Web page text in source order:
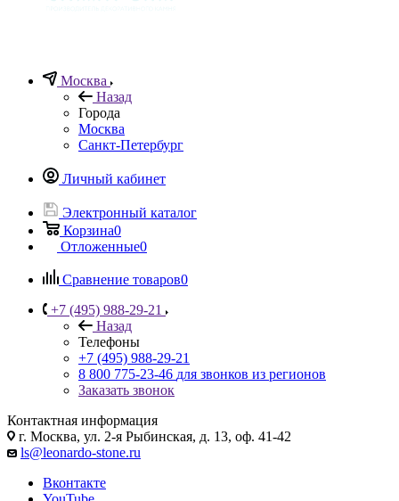
Москва
Назад
Города
Москва
Санкт-Петербург
Личный кабинет
Электронный каталог
Корзина0
Отложенные0
Сравнение товаров0
+7 (495) 988-29-21
Назад
Телефоны
+7 (495) 988-29-21
8 800 775-23-46 для звонков из регионов
Заказать звонок
Контактная информация
г. Москва, ул. 2-я Рыбинская, д. 13, оф. 41-42
ls@leonardo-stone.ru
Вконтакте